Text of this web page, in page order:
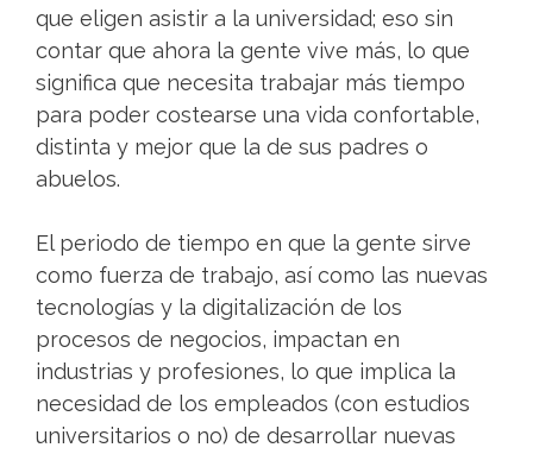
que eligen asistir a la universidad; eso sin
contar que ahora la gente vive más, lo que
significa que necesita trabajar más tiempo
para poder costearse una vida confortable,
distinta y mejor que la de sus padres o
abuelos.
El periodo de tiempo en que la gente sirve
como fuerza de trabajo, así como las nuevas
tecnologías y la digitalización de los
procesos de negocios, impactan en
industrias y profesiones, lo que implica la
necesidad de los empleados (con estudios
universitarios o no) de desarrollar nuevas